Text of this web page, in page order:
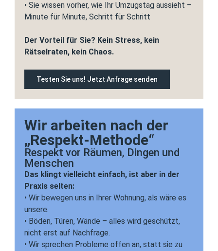
• Sie wissen vorher, wie Ihr Umzugstag aussieht –
Minute für Minute, Schritt für Schritt
Der Vorteil für Sie? Kein Stress, kein
Rätselraten, kein Chaos.
Testen Sie uns! Jetzt Anfrage senden
Wir arbeiten nach der
„Respekt-Methode“
Respekt vor Räumen, Dingen und
Menschen
Das klingt vielleicht einfach, ist aber in der
Praxis selten:
• Wir bewegen uns in Ihrer Wohnung, als wäre es
unsere.
• Böden, Türen, Wände – alles wird geschützt,
nicht erst auf Nachfrage.
• Wir sprechen Probleme offen an, statt sie zu